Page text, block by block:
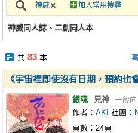
註冊會員
神威 加入常用搜尋
神威同人誌、二創同人本
共 83本
《宇宙裡即使沒有日期，預約也
銀魂 兄神 一般向
作者：AKI 社團：
頁數：24頁